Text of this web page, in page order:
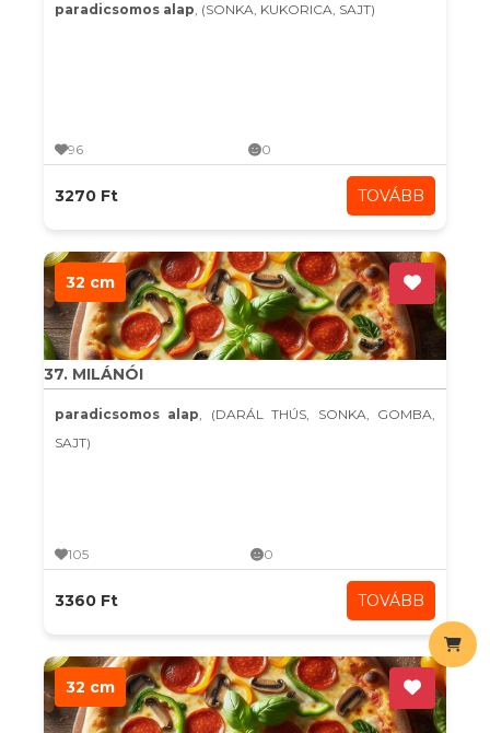
paradicsomos alap, (SONKA, KUKORICA, SAJT)
96 0
3270 Ft TOVÁBB
32 cm
37. MILÁNÓI
paradicsomos alap, (DARÁL THÚS, SONKA, GOMBA,
SAJT)
105 0
3360 Ft TOVÁBB
32 cm